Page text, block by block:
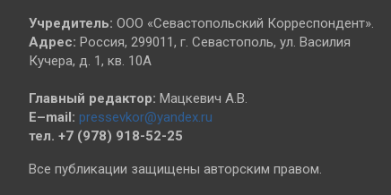
Учредитель: ООО «Севастопольский Корреспондент».
Адрес: Россия, 299011, г. Севастополь, ул. Василия
Кучера, д. 1, кв. 10А
Главный редактор: Мацкевич А.В.
E–mail: pressevkor@yandex.ru
тел. +7 (978) 918-52-25
Все публикации защищены авторским правом.